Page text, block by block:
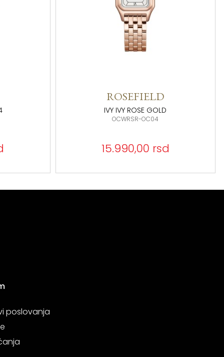
ROSEFIELD
IVY IVY ROSE GOLD
OCWRSR-OC04
15.990,00 rsd
poslovanja